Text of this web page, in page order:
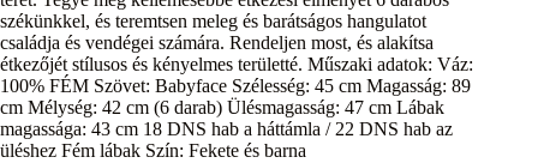
székünkkel, és teremtsen meleg és barátságos hangulatot
családja és vendégei számára. Rendeljen most, és alakítsa
étkezőjét stílusos és kényelmes területté. Műszaki adatok: Váz:
100% FÉM Szövet: Babyface Szélesség: 45 cm Magasság: 89
cm Mélység: 42 cm (6 darab) Ülésmagasság: 47 cm Lábak
magassága: 43 cm 18 DNS hab a háttámla / 22 DNS hab az
üléshez Fém lábak Szín: Fekete és barna